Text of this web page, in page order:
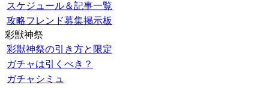
スケジュール＆記事一覧
攻略フレンド募集掲示板
彩獣神祭
彩獣神祭の引き方と限定
ガチャは引くべき？
ガチャシミュ